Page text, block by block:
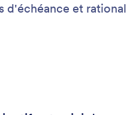
d'échéance et